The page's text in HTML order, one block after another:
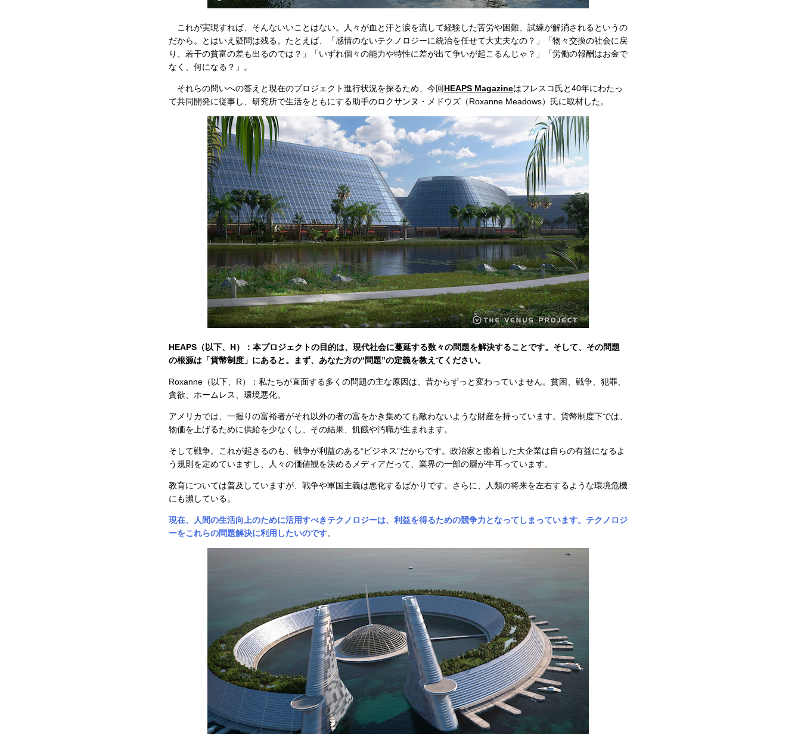
これが実現すれば、そんないいことはない。人々が血と汗と涙を流して経験した苦労や困難、試練が解消されるというの
だから。とはいえ疑問は残る。たとえば、「感情のないテクノロジーに統治を任せて大丈夫なの？」「物々交換の社会に戻
り、若干の貧富の差も出るのでは？」「いずれ個々の能力や特性に差が出て争いが起こるんじゃ？」「労働の報酬はお金で
なく、何になる？」。
それらの問いへの答えと現在のプロジェクト進行状況を探るため、今回HEAPS Magazineはフレスコ氏と40年にわたっ
て共同開発に従事し、研究所で生活をともにする助手のロクサンヌ・メドウズ（Roxanne Meadows）氏に取材した。
HEAPS（以下、H）：本プロジェクトの目的は、現代社会に蔓延する数々の問題を解決することです。そして、その問題
の根源は「貨幣制度」にあると。まず、あなた方の“問題”の定義を教えてください。
Roxanne（以下、R）：私たちが直面する多くの問題の主な原因は、昔からずっと変わっていません。貧困、戦争、犯罪、
貪欲、ホームレス、環境悪化。
アメリカでは、一握りの富裕者がそれ以外の者の富をかき集めても敵わないような財産を持っています。貨幣制度下では、
物価を上げるために供給を少なくし、その結果、飢餓や汚職が生まれます。
そして戦争。これが起きるのも、戦争が利益のある“ビジネス”だからです。政治家と癒着した大企業は自らの有益になるよ
う規則を定めていますし、人々の価値観を決めるメディアだって、業界の一部の層が牛耳っています。
教育については普及していますが、戦争や軍国主義は悪化するばかりです。さらに、人類の将来を左右するような環境危機
にも瀕している。
現在、人間の生活向上のために活用すべきテクノロジーは、利益を得るための競争力となってしまっています。テクノロジ
ーをこれらの問題解決に利用したいのです。